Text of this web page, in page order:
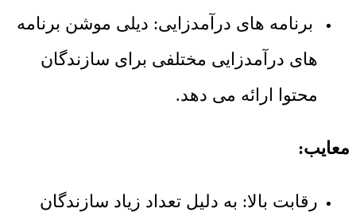
برنامه های درآمدزایی: دیلی موشن برنامه
های درآمدزایی مختلفی برای سازندگان
محتوا ارائه می دهد.
معایب:
رقابت بالا: به دلیل تعداد زیاد سازندگان